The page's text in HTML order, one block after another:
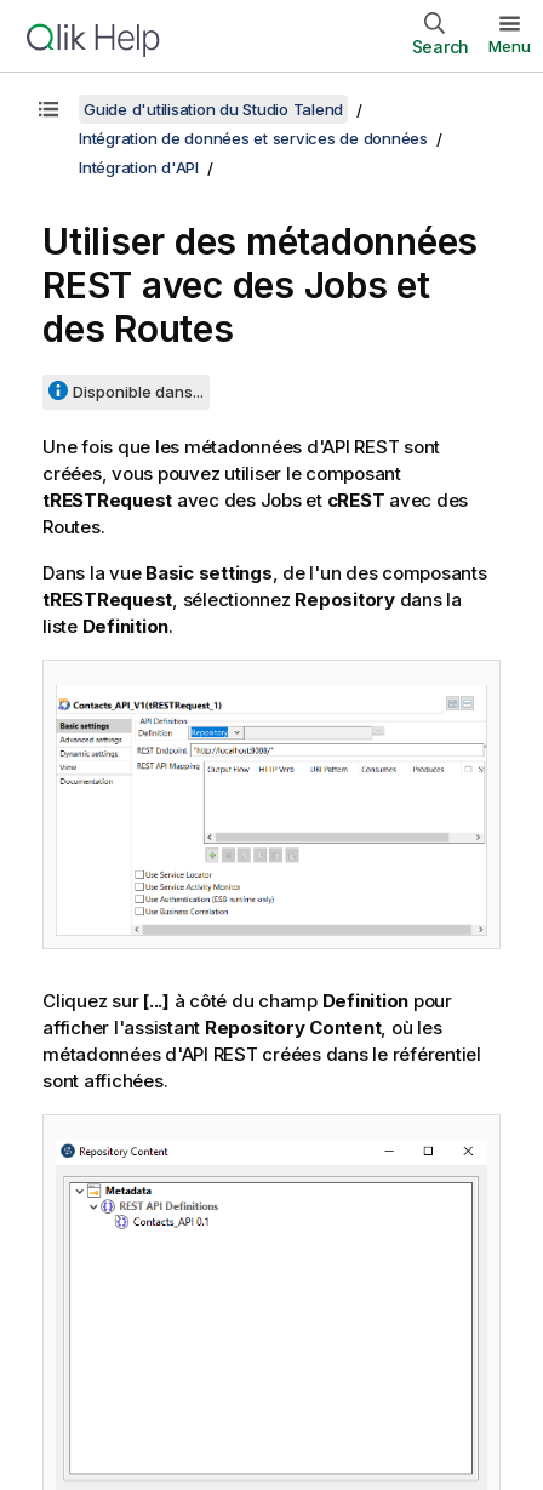
Search Menu
Guide d'utilisation du Studio Talend
Intégration de données et services de données
Intégration d'API
Utiliser des métadonnées
REST avec des Jobs et
des Routes
Disponible dans...
Une fois que les métadonnées d'API REST sont
créées, vous pouvez utiliser le composant
tRESTRequest avec des Jobs et cREST avec des
Routes.
Dans la vue Basic settings, de l'un des composants
tRESTRequest, sélectionnez Repositorydans la
liste Definition.
Cliquez sur [...] à côté du champ Definition pour
afficher l'assistant Repository Content, où les
métadonnées d'API REST créées dans le référentiel
sont affichées.